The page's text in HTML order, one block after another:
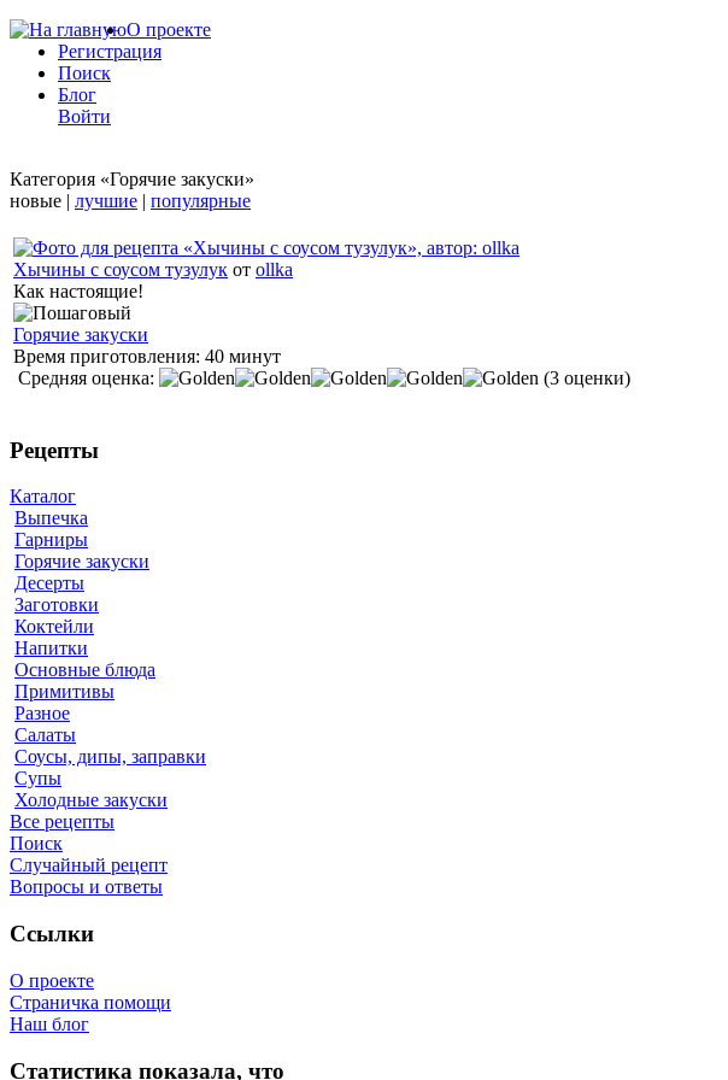
О проекте
Регистрация
Поиск
Блог
Войти
Категория «Горячие закуски»
новые | лучшие | популярные
Хычины с соусом тузулук от ollka
Как настоящие!
Горячие закуски
Время приготовления: 40 минут
Средняя оценка:
(3 оценки)
Рецепты
Каталог
Выпечка
Гарниры
Горячие закуски
Десерты
Заготовки
Коктейли
Напитки
Основные блюда
Примитивы
Разное
Салаты
Соусы, дипы, заправки
Супы
Холодные закуски
Все рецепты
Поиск
Случайный рецепт
Вопросы и ответы
Ссылки
О проекте
Страничка помощи
Наш блог
Статистика показала, что